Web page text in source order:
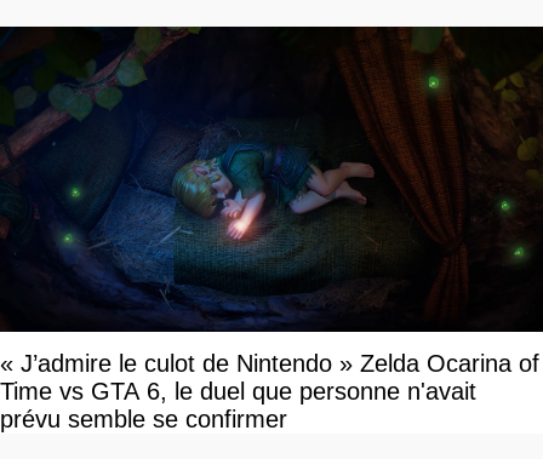
« J’admire le culot de Nintendo » Zelda Ocarina of
Time vs GTA 6, le duel que personne n'avait
prévu semble se confirmer